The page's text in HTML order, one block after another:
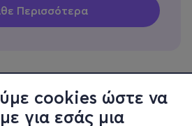
cookies ώστε να
για εσάς μια